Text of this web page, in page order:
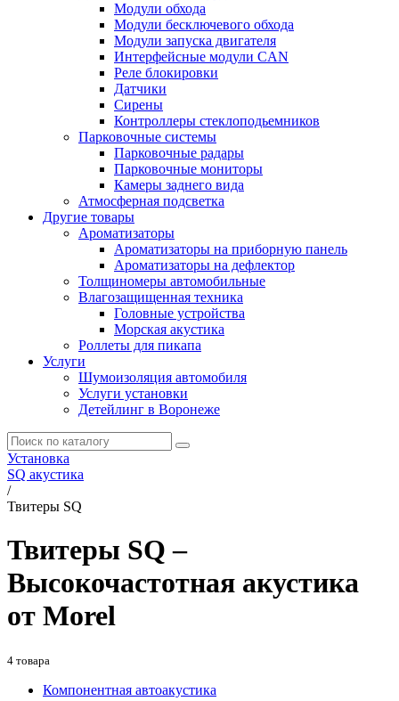
Модули обхода
Модули бесключевого обхода
Модули запуска двигателя
Интерфейсные модули CAN
Реле блокировки
Датчики
Сирены
Контроллеры стеклоподьемников
Парковочные системы
Парковочные радары
Парковочные мониторы
Камеры заднего вида
Атмосферная подсветка
Другие товары
Ароматизаторы
Ароматизаторы на приборную панель
Ароматизаторы на дефлектор
Толщиномеры автомобильные
Влагозащищенная техника
Головные устройства
Морская акустика
Роллеты для пикапа
Услуги
Шумоизоляция автомобиля
Услуги установки
Детейлинг в Воронеже
Установка
SQ акустика
/
Твитеры SQ
Твитеры SQ –
Высокочастотная акустика
от Morel
4 товара
Компонентная автоакустика